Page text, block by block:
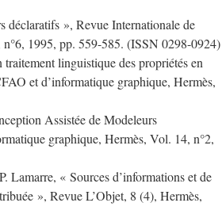
», Revue Internationale de
1995, pp. 559-585. (ISSN 0298-0924)
linguistique des propriétés en
et d’informatique graphique, Hermès,
Assistée de Modeleurs
graphique, Hermès, Vol. 14, n°2,
Lamarre, « Sources d’informations et de
», Revue L’Objet, 8 (4), Hermès,